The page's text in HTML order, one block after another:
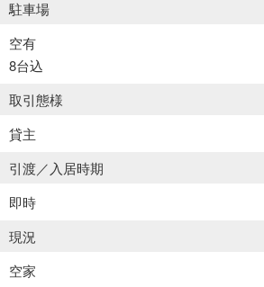
駐車場
空有
8台込
取引態様
貸主
引渡／入居時期
即時
現況
空家